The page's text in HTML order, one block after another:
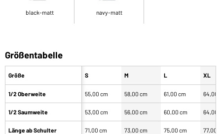
black-matt navy-matt
Größentabelle
Größe
1/2 Oberweite
1/2 Saumweite
Länge ab Schulter
S M L XL
55,00 cm 58,00 cm 61,00 cm 64,00
53,00 cm 56,00 cm 60,00 cm 64,00
71,00 cm 73,00 cm 75,00 cm 77,00